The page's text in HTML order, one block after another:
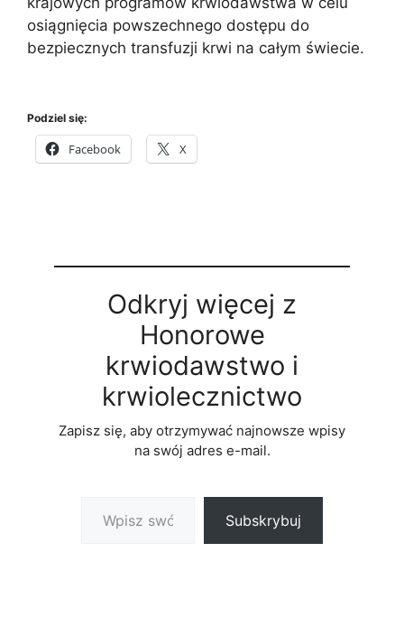
osiągnięcia powszechnego dostępu do
bezpiecznych transfuzji krwi na całym świecie.
Podziel się:
Facebook X
Odkryj więcej z
Honorowe
krwiodawstwo i
krwiolecznictwo
Zapisz się, aby otrzymywać najnowsze wpisy
na swój adres e-mail.
Subskrybuj